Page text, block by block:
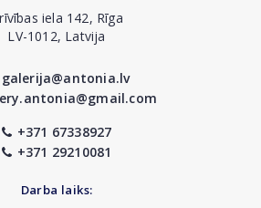
iela 142, Rīga
LV-1012, Latvija
galerija@antonia.lv
+371 67338927
+371 29210081
Darba laiks: